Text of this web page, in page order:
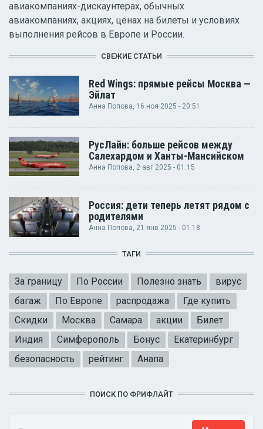
авиакомпаниях-дискаунтерах, обычных
авиакомпаниях, акциях, ценах на билеты и условиях
выполнения рейсов в Европе и России.
СВЕЖИЕ СТАТЬИ
Red Wings: прямые рейсы Москва —
Эйлат
Анна Попова, 16 ноя 2025 - 20:51
РусЛайн: больше рейсов между
Салехардом и Ханты-Мансийском
Анна Попова , 2 авг 2025 - 01:15
Россия: дети теперь летят рядом с
родителями
Анна Попова, 21 янв 2025 - 01:18
ТАГИ
За границу По России Полезно знать
вирус
багаж
По Европе распродажа
Где купить
Скидки
Москва Самара акции
Билет
Индия
Симферополь Бонус
Екатеринбург
безопасность
рейтинг Анапа
ПОИСК ПО ФРИФЛАЙТ